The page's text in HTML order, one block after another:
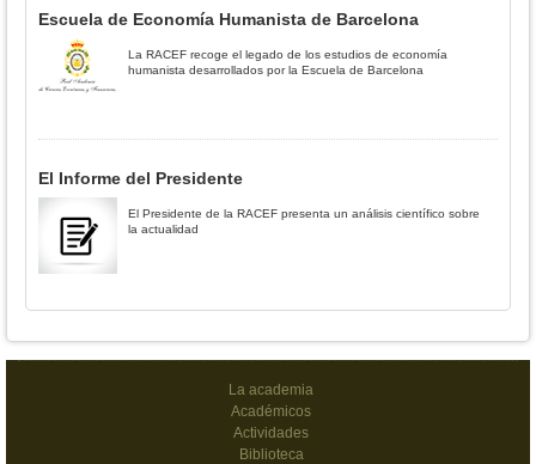
Escuela de Economía Humanista de Barcelona
La RACEF recoge el legado de los estudios de economía
humanista desarrollados por la Escuela de Barcelona
El Informe del Presidente
El Presidente de la RACEF presenta un análisis científico sobre
la actualidad
La academia
Académicos
Actividades
Biblioteca